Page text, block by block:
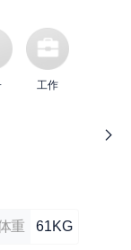
工作
重 61KG